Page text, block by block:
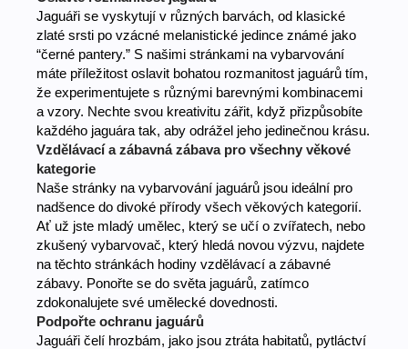
Jaguáři se vyskytují v různých barvách, od klasické
zlaté srsti po vzácné melanistické jedince známé jako
“černé pantery.” S našimi stránkami na vybarvování
máte příležitost oslavit bohatou rozmanitost jaguárů tím,
že experimentujete s různými barevnými kombinacemi
a vzory. Nechte svou kreativitu zářit, když přizpůsobíte
každého jaguára tak, aby odrážel jeho jedinečnou krásu.
Vzdělávací a zábavná zábava pro všechny věkové
kategorie
Naše stránky na vybarvování jaguárů jsou ideální pro
nadšence do divoké přírody všech věkových kategorií.
Ať už jste mladý umělec, který se učí o zvířatech, nebo
zkušený vybarvovač, který hledá novou výzvu, najdete
na těchto stránkách hodiny vzdělávací a zábavné
zábavy. Ponořte se do světa jaguárů, zatímco
zdokonalujete své umělecké dovednosti.
Podpořte ochranu jaguárů
Jaguáři čelí hrozbám, jako jsou ztráta habitatů, pytláctví